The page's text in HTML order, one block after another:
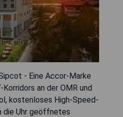
- Eine Accor-Marke
an der OMR und
kostenloses High-Speed-
die Uhr geöffnetes